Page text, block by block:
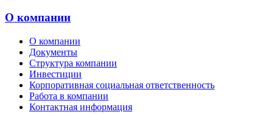
О компании
О компании
Документы
Структура компании
Инвестиции
Корпоративная социальная ответственность
Работа в компании
Контактная информация